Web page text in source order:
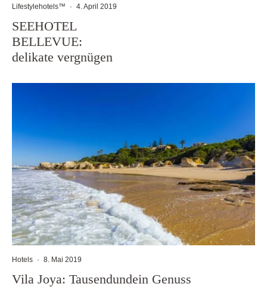
Lifestylehotels™ · 4. April 2019
SEEHOTEL
BELLEVUE:
delikate vergnügen
Hotels · 8. Mai 2019
Vila Joya: Tausendundein Genuss